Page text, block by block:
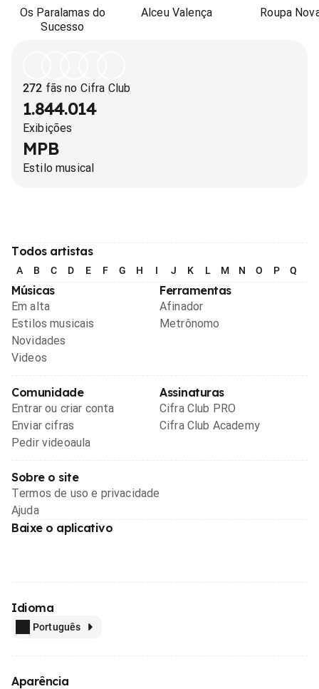
Os Paralamas do
Sucesso
Alceu Valença Roupa
272 fãs no Cifra Club
1.844.014
Exibições
MPB
Estilo musical
Todos artistas
A B C D E F G H I J K L M N O P Q
Músicas
Em alta
Estilos musicais
Novidades
Videos
Ferramentas
Afinador
Metrônomo
Comunidade
Entrar ou criar conta
Enviar cifras
Pedir videoaula
Assinaturas
Cifra Club PRO
Cifra Club Academy
Sobre o site
Termos de uso e privacidade
Ajuda
Baixe o aplicativo
Idioma
Português
Aparência